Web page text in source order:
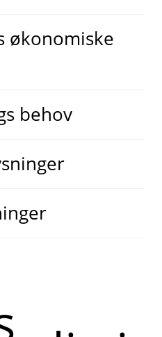
økonomiske
behov